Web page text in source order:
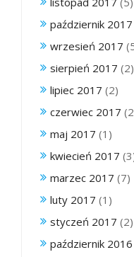
październik 2017
wrzesień 2017
sierpień 2017 (2)
lipiec 2017 (2)
czerwiec 2017
maj 2017 (1)
kwiecień 2017
marzec 2017 (7)
luty 2017 (1)
styczeń 2017 (2)
październik 2016